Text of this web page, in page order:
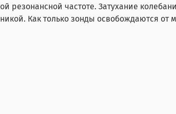
резонансной частоте. Затухание
Как только зонды освобождаются от